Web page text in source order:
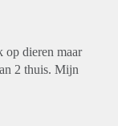
op dieren maar
2 thuis. Mijn